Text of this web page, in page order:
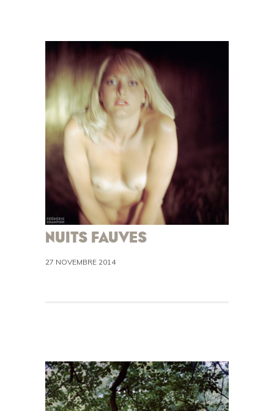
NUITS FAUVES
27 NOVEMBRE 2014